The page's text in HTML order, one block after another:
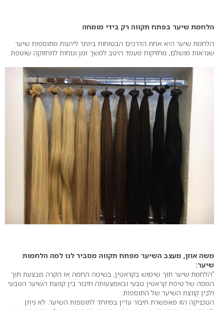
הלחמת שיער בפתח תקווה רק בידי מומחה
הלחמת שיער היא אחת הדרכים הבטוחות ביותר ליהנות מתוספות שיער
שנראות מושלם, מחזיקות מעמד היטב למשך זמן ונוחות לתחזוקה שוטפת.
משה אוזן, מעצב השיער מפתח תקווה מסביר לנו למה הלחמות
שיער:
“הלחמת שיער תוך שימוש בקראטין, בשיטה החמה או הקרה מבצעת תוך
המסה של טיפת קראטין טבעי ובאמצעותה חיבור בין קווצת השיער הטבעי
ולבין קווצת השיער של התוספות.
הטכניקה הזו מאפשרת חיבור עדין במיוחד לתוספות השיער. לא ניתן